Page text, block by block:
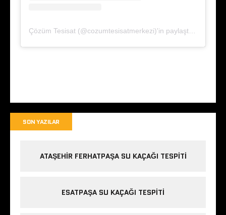
SON YAZILAR
ATAŞEHIR FERHATPAŞA SU KAÇAĞI TESPITI
ESATPAŞA SU KAÇAĞI TESPITI